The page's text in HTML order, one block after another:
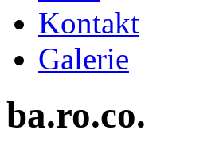
Kontakt
Galerie
ba.ro.co.